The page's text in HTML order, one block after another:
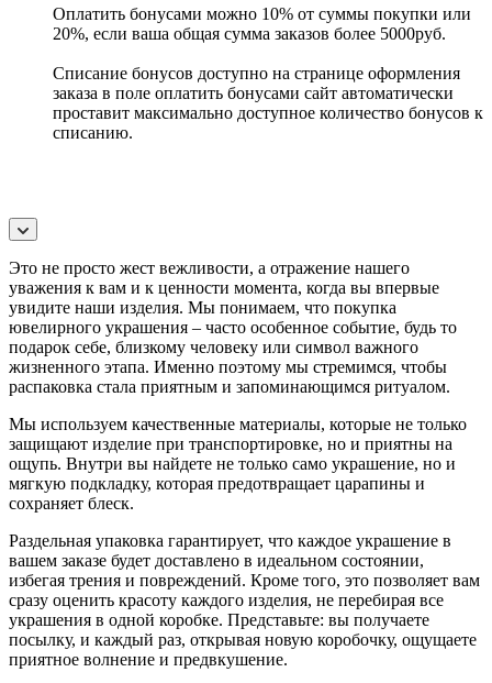
Оплатить бонусами можно 10% от суммы покупки или
20%, если ваша общая сумма заказов более 5000руб.
Списание бонусов доступно на странице оформления
заказа в поле оплатить бонусами сайт автоматически
проставит максимально доступное количество бонусов к
списанию.
Это не просто жест вежливости, а отражение нашего
уважения к вам и к ценности момента, когда вы впервые
увидите наши изделия. Мы понимаем, что покупка
ювелирного украшения – часто особенное событие, будь то
подарок себе, близкому человеку или символ важного
жизненного этапа. Именно поэтому мы стремимся, чтобы
распаковка стала приятным и запоминающимся ритуалом.
Мы используем качественные материалы, которые не только
защищают изделие при транспортировке, но и приятны на
ощупь. Внутри вы найдете не только само украшение, но и
мягкую подкладку, которая предотвращает царапины и
сохраняет блеск.
Раздельная упаковка гарантирует, что каждое украшение в
вашем заказе будет доставлено в идеальном состоянии,
избегая трения и повреждений. Кроме того, это позволяет вам
сразу оценить красоту каждого изделия, не перебирая все
украшения в одной коробке. Представьте: вы получаете
посылку, и каждый раз, открывая новую коробочку, ощущаете
приятное волнение и предвкушение.